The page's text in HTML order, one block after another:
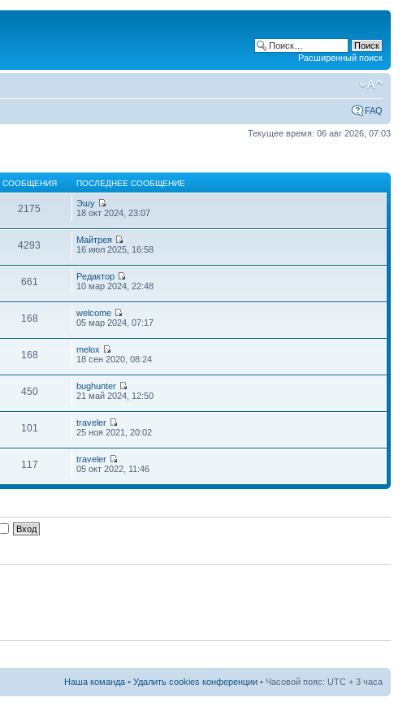
Расширенный поиск
FAQ
Текущее время: 06 авг 2026, 07:03
СООБЩЕНИЯ ПОСЛЕДНЕЕ СООБЩЕНИЕ
2175
Эшу
18 окт 2024, 23:07
4293
Майтрея
16 июл 2025, 16:58
661
Редактор
10 мар 2024, 22:48
168
welcome
05 мар 2024, 07:17
168
melox
18 сен 2020, 08:24
450
bughunter
21 май 2024, 12:50
101
traveler
25 ноя 2021, 20:02
117
traveler
05 окт 2022, 11:46
Наша команда • Удалить cookies конференции • Часовой пояс: UTC + 3 часа